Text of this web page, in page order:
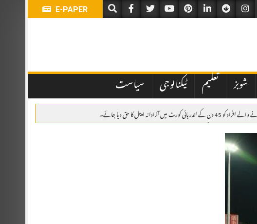
E-PAPER
شوبز تعلیم ٹیکنالوجی سیاست
مکہ مشترکہ دفاعی معاہدہ، پاکستان، سعودی عرب اور ترکیہ کا دفاعی تعاون مزید مضبوط